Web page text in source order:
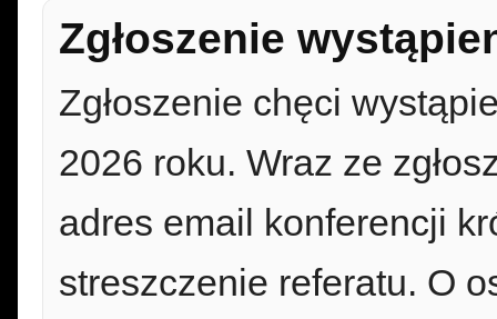
Zgłoszenie
Zgłoszenie chęci
2026 roku. Wraz ze
adres email konferencji
streszczenie referatu. O